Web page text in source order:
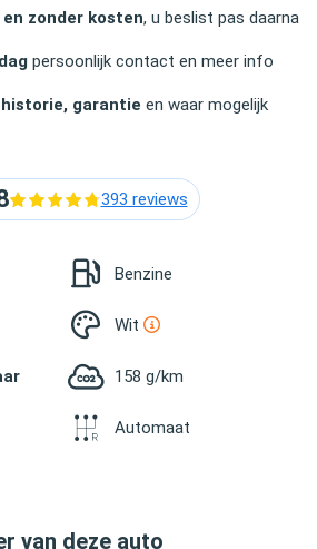
zonder kosten, u beslist pas daarna
persoonlijk contact en meer info
garantie en waar mogelijk
393 reviews
Benzine
Wit
158 g/km
Automaat
van deze auto